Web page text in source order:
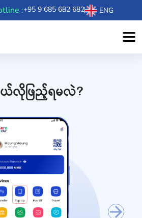
:+95 9 685 682 682 ENG
လိုဖြည့်ရမလဲ?